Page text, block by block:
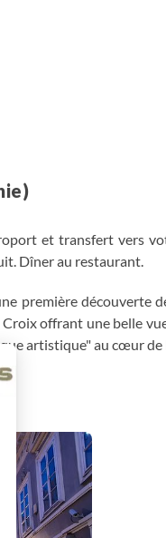
et transfert vers
Dîner au restaurant.
première découverte
offrant une belle
artistique" au cœur de